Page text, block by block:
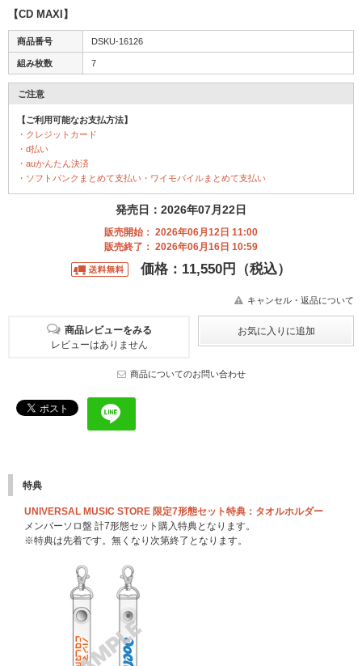
【CD MAXI】
商品番号 DSKU-16126
組み枚数 7
ご注意
【ご利用可能なお支払方法】
・クレジットカード
・d払い
・auかんたん決済
・ソフトバンクまとめて支払い・ワイモバイルまとめて支払い
発売日：2026年07月22日
販売開始： 2026年06月12日 11:00
販売終了： 2026年06月16日 10:59
価格：11,550円（税込）
キャンセル・返品について
商品レビューをみる
レビューはありません
商品についてのお問い合わせ
特典
UNIVERSAL MUSIC STORE 限定7形態セット特典：タオルホルダー
メンバーソロ盤 計7形態セット購入特典となります。
※特典は先着です。無くなり次第終了となります。